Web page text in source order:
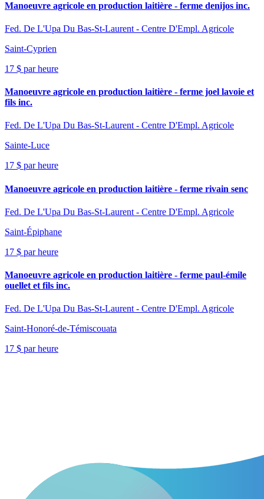
Manoeuvre agricole en production laitière - ferme denijos inc.
Fed. De L'Upa Du Bas-St-Laurent - Centre D'Empl. Agricole
Saint-Cyprien
17 $ par heure
Manoeuvre agricole en production laitière - ferme joel lavoie et
fils inc.
Fed. De L'Upa Du Bas-St-Laurent - Centre D'Empl. Agricole
Sainte-Luce
17 $ par heure
Manoeuvre agricole en production laitière - ferme rivain senc
Fed. De L'Upa Du Bas-St-Laurent - Centre D'Empl. Agricole
Saint-Épiphane
17 $ par heure
Manoeuvre agricole en production laitière - ferme paul-émile
ouellet et fils inc.
Fed. De L'Upa Du Bas-St-Laurent - Centre D'Empl. Agricole
Saint-Honoré-de-Témiscouata
17 $ par heure